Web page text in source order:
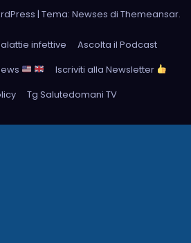
| Tema: Newses di Themeansar.
infettive
Ascolta il Podcast
Iscriviti alla Newsletter
Tg Salutedomani TV